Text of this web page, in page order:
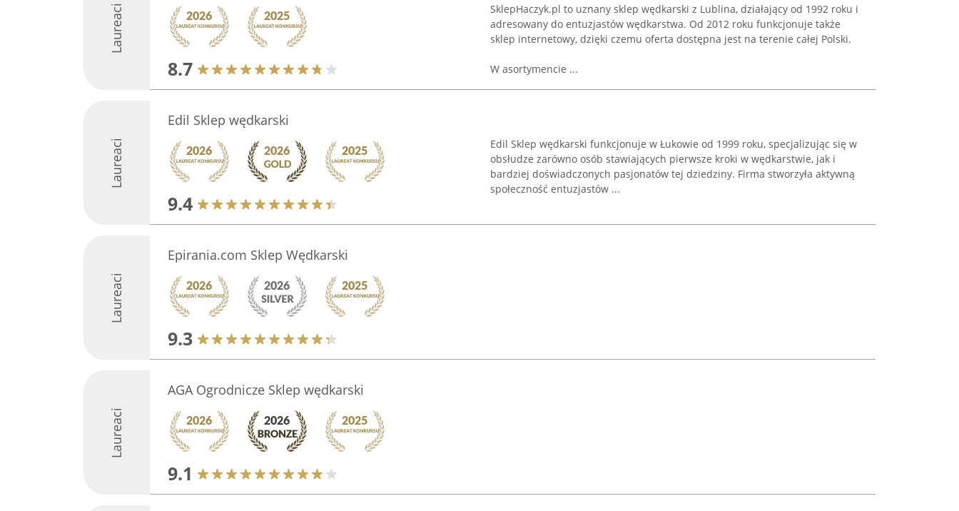
Laureaci
8.7
SklepHaczyk.pl to uznany sklep wędkarski z Lublina, działający od 1992 roku i
adresowany do entuzjastów wędkarstwa. Od 2012 roku funkcjonuje także
sklep internetowy, dzięki czemu oferta dostępna jest na terenie całej Polski.
W asortymencie ...
Laureaci
Edil Sklep wędkarski
9.4
Edil Sklep wędkarski funkcjonuje w Łukowie od 1999 roku, specjalizując się w
obsłudze zarówno osób stawiających pierwsze kroki w wędkarstwie, jak i
bardziej doświadczonych pasjonatów tej dziedziny. Firma stworzyła aktywną
społeczność entuzjastów ...
Laureaci
Epirania.com Sklep Wędkarski
9.3
Laureaci
AGA Ogrodnicze Sklep wędkarski
9.1